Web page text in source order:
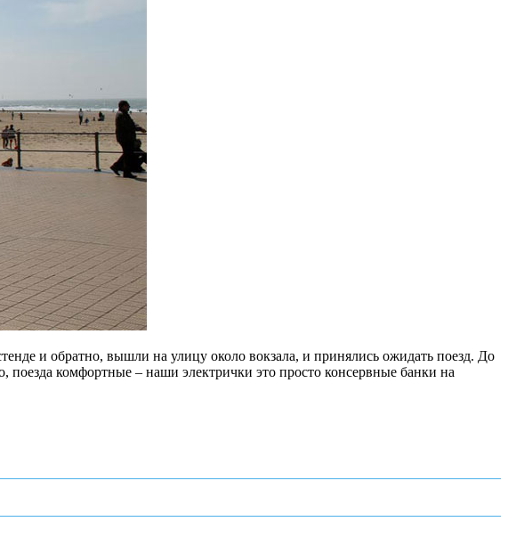
и обратно, вышли на улицу около вокзала, и принялись ожидать поезд. До
комфортные – наши электрички это просто консервные банки на